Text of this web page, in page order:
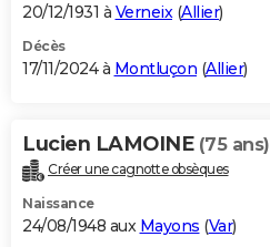
20/12/1931 à Verneix(Allier)
Décès
17/11/2024 à Montluçon (Allier)
Lucien LAMOINE (75 ans)
Créer une cagnotte obsèques
Naissance
24/08/1948 aux Mayons (Var)